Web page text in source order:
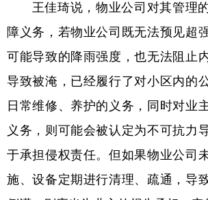
王佳琦说，物业公司对其管理的
障义务，若物业公司既无法预见超
可能导致的降雨强度，也无法阻止
导致被淹，已经履行了对小区内的
日常维修、养护的义务，同时对业
义务，则可能会被认定为不可抗力
于承担侵权责任。但如果物业公司
施、设备定期进行清理、疏通，导